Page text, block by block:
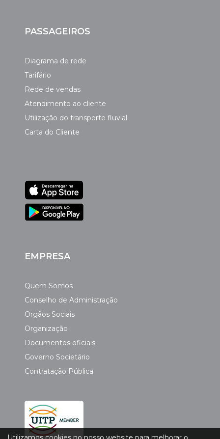
PASSAGEIROS
Diagrama de rede
Tarifário
Rede de vendas
Atendimento ao cliente
Utilização do transporte fluvial
Carta do Cliente
EMPRESA
Quem Somos
Conselho de Administração
Orgãos Sociais
Organização
Documentos oficiais
Governo Societário
Contratação Pública